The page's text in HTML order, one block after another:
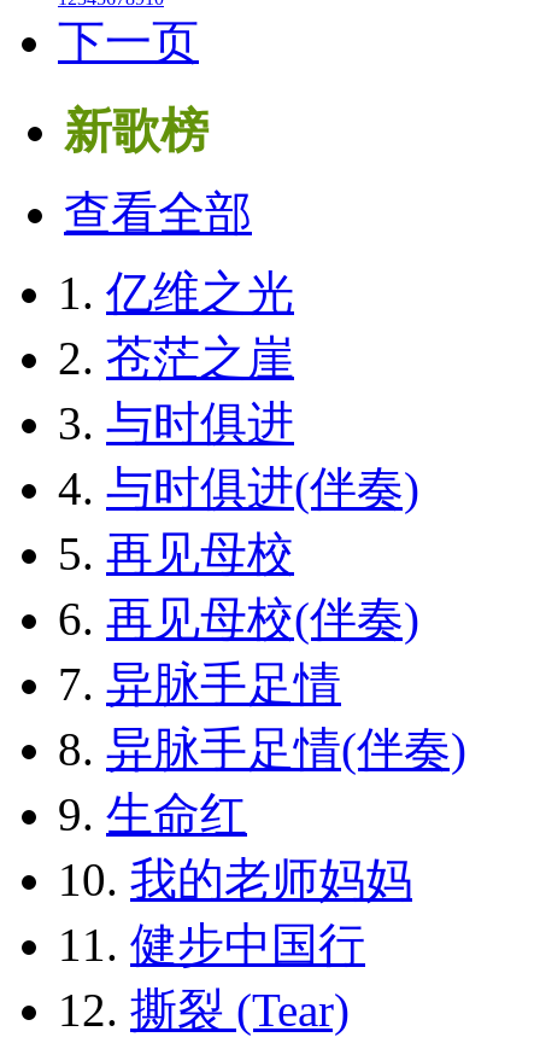
下一页
新歌榜
查看全部
1. 亿维之光
2. 苍茫之崖
3. 与时俱进
4. 与时俱进(伴奏)
5. 再见母校
6. 再见母校(伴奏)
7. 异脉手足情
8. 异脉手足情(伴奏)
9. 生命红
10. 我的老师妈妈
11. 健步中国行
12. 撕裂 (Tear)